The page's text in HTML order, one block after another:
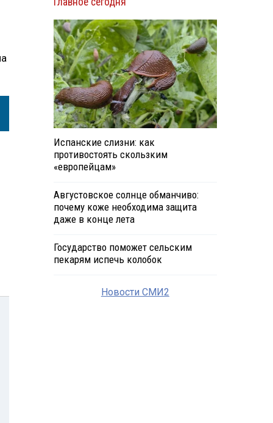
Испанские слизни: как
противостоять скользким
«европейцам»
Августовское солнце обманчиво:
почему коже необходима защита
даже в конце лета
Государство поможет сельским
пекарям испечь колобок
Новости СМИ2